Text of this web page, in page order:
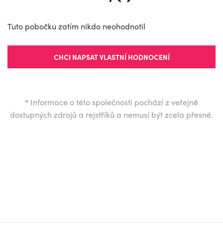
Tuto pobočku zatím nikdo neohodnotil
CHCI NAPSAT VLASTNÍ HODNOCENÍ
* Informace o této společnosti pochází z veřejně
dostupných zdrojů a rejstříků a nemusí být zcela přesné.